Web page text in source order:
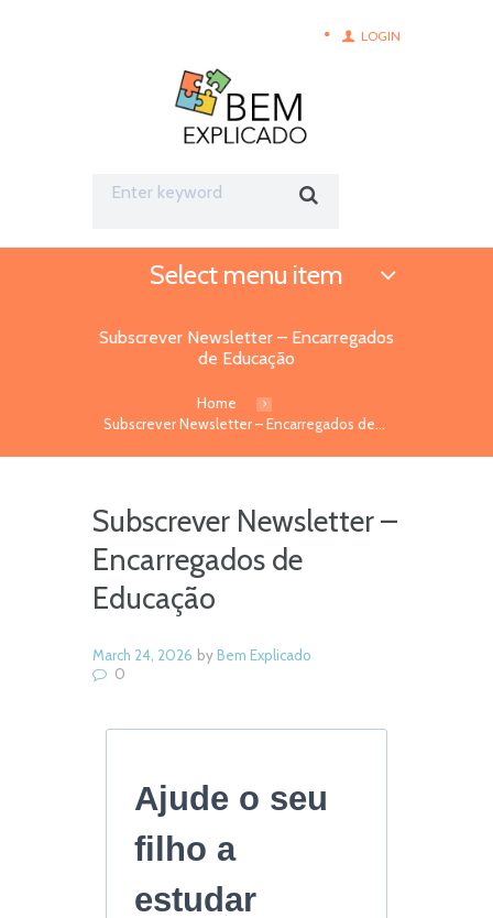
LOGIN
Select menu item
Subscrever Newsletter – Encarregados
de Educação
Home
Subscrever Newsletter – Encarregados de...
Subscrever Newsletter –
Encarregados de
Educação
March 24, 2026 byBem Explicado
0
Ajude o seu
filho a
estudar